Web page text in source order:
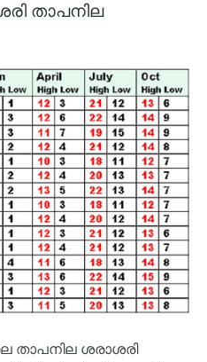
താപനില
താപനില ശരാശരി